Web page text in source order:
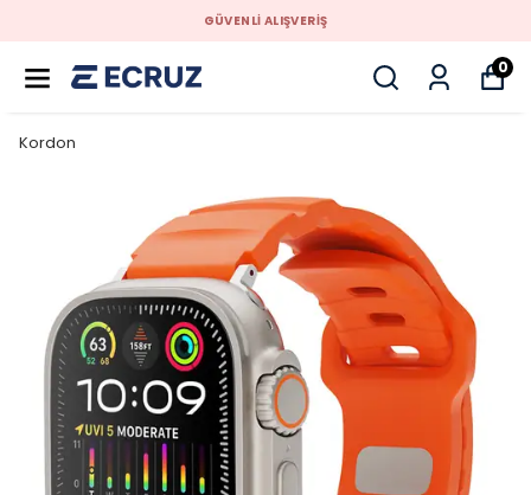
GÜVENLİ ALIŞVERİŞ
0
Kordon